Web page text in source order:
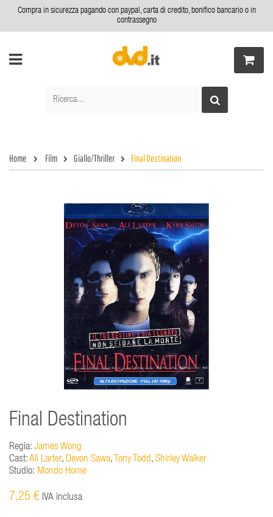
Compra in sicurezza pagando con paypal, carta di credito, bonifico bancario o in
contrassegno
Home Film Giallo/Thriller Final Destination
Final Destination
Regia: James Wong
Cast:Ali Larter, Devon Sawa, Tony Todd, Shirley Walker
Studio: Mondo Home
7,25 € IVA inclusa